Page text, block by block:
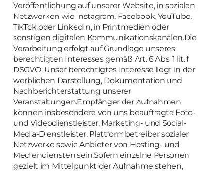
Veröffentlichung auf unserer Website, in sozialen
Netzwerken wie Instagram, Facebook, YouTube,
TikTok oder LinkedIn, in Printmedien oder
sonstigen digitalen Kommunikationskanälen.Die
Verarbeitung erfolgt auf Grundlage unseres
berechtigten Interesses gemäß Art. 6 Abs. 1 lit. f
DSGVO. Unser berechtigtes Interesse liegt in der
werblichen Darstellung, Dokumentation und
Nachberichterstattung unserer
Veranstaltungen.Empfänger der Aufnahmen
können insbesondere von uns beauftragte Foto-
und Videodienstleister, Marketing- und Social-
Media-Dienstleister, Plattformbetreiber sozialer
Netzwerke sowie Anbieter von Hosting- und
Mediendiensten sein.Sofern einzelne Personen
gezielt im Mittelpunkt der Aufnahme stehen,